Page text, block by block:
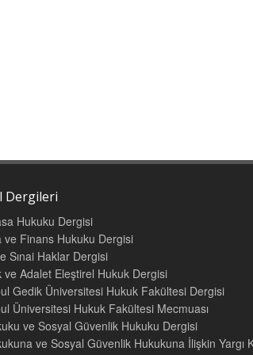
Sözleşmesi
Dergileri
Hukuku Dergisi
ve Finans Hukuku Dergisi
Sınai Haklar Dergisi
ve Adalet Eleştirel Hukuk Dergisi
Gedik Üniversitesi Hukuk Fakültesi Dergisi
Üniversitesi Hukuk Fakültesi Mecmuası
ve Sosyal Güvenlik Hukuku Dergisi
ve Sosyal Güvenlik Hukukuna İlişkin Yargı